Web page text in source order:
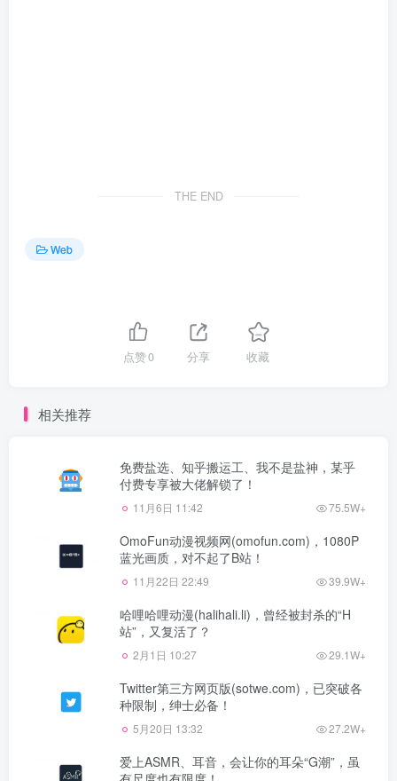
THE END
Web
点赞0 分享 收藏
相关推荐
免费盐选、知乎搬运工、我不是盐神，某乎
付费专享被大佬解锁了！
11月6日 11:42 75.5W+
OmoFun动漫视频网(omofun.com)，1080P
蓝光画质，对不起了B站！
11月22日 22:49 39.9W+
哈哩哈哩动漫(halihali.li)，曾经被封杀的“H
站”，又复活了？
2月1日 10:27 29.1W+
Twitter第三方网页版(sotwe.com)，已突破各
种限制，绅士必备！
5月20日 13:32 27.2W+
爱上ASMR、耳音，会让你的耳朵“G潮”，虽